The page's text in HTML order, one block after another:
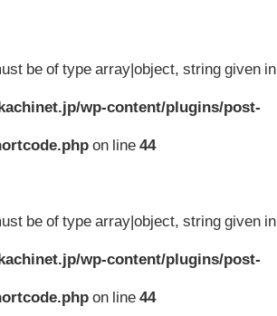
be of type array|object, string given in
wp-content/plugins/post-
on line44
be of type array|object, string given in
wp-content/plugins/post-
on line44